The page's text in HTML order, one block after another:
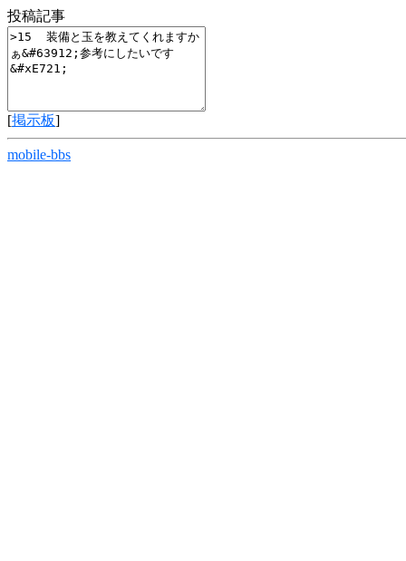
投稿記事
[掲示板]
mobile-bbs